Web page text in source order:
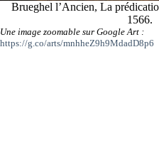
Brueghel l’Ancien, La
1566.
Une image zoomable sur Google Art :
https://g.co/arts/mnhheZ9h9MdadD8p6